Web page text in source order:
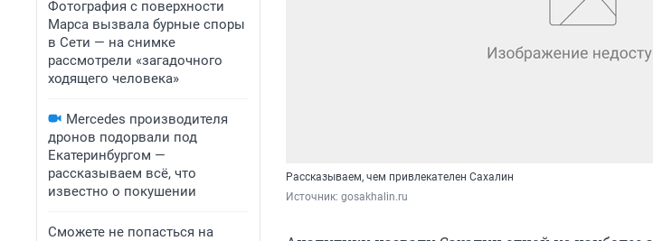
Фотография с поверхности
Марса вызвала бурные споры
в Сети — на снимке
рассмотрели «загадочного
ходящего человека»
Mercedes производителя
дронов подорвали под
Екатеринбургом —
рассказываем всё, что
известно о покушении
Сможете не попасться на
Рассказываем, чем привлекателен Сахалин
Источник: gosakhalin.ru